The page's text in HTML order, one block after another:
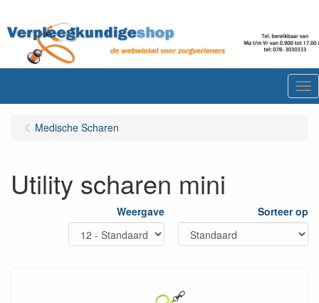
Medische Scharen
Utility scharen mini
Weergave Sorteer op